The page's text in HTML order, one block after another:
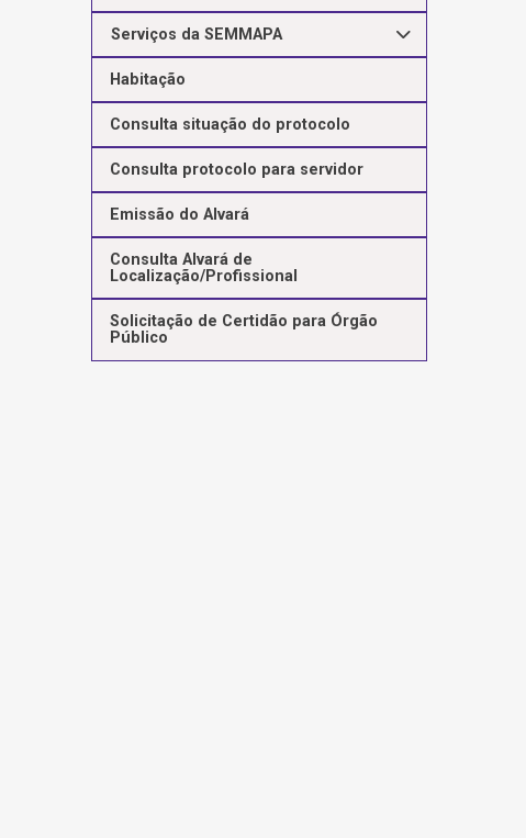
Serviços da SEMMAPA
Habitação
Consulta situação do protocolo
Consulta protocolo para servidor
Emissão do Alvará
Consulta Alvará de
Localização/Profissional
Solicitação de Certidão para Órgão
Público